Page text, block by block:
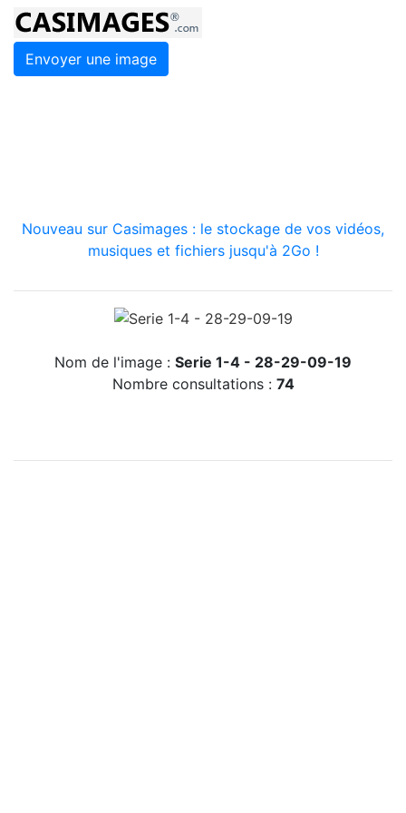
Envoyer une image
Nouveau sur Casimages : le stockage de vos vidéos,
musiques et fichiers jusqu'à 2Go !
Nom de l'image : Serie 1-4 - 28-29-09-19
Nombre consultations : 74